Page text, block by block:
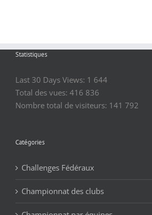
Statistiques
Last 30 Days Views: 1 644
Total des vues: 416 836
Nombre total de visiteurs: 141 792
Catégories
Challenges Fédéraux
Championnat des clubs